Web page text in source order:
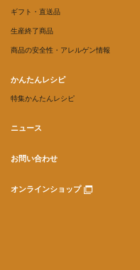
ギフト・直送品
生産終了商品
商品の安全性・アレルゲン情報
かんたんレシピ
特集かんたんレシピ
ニュース
お問い合わせ
オンラインショップ